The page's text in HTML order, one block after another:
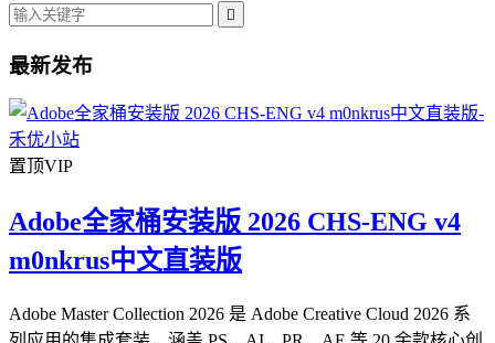

最新发布
置顶VIP
Adobe全家桶安装版 2026 CHS-ENG v4
m0nkrus中文直装版
Adobe Master Collection 2026 是 Adobe Creative Cloud 2026 系